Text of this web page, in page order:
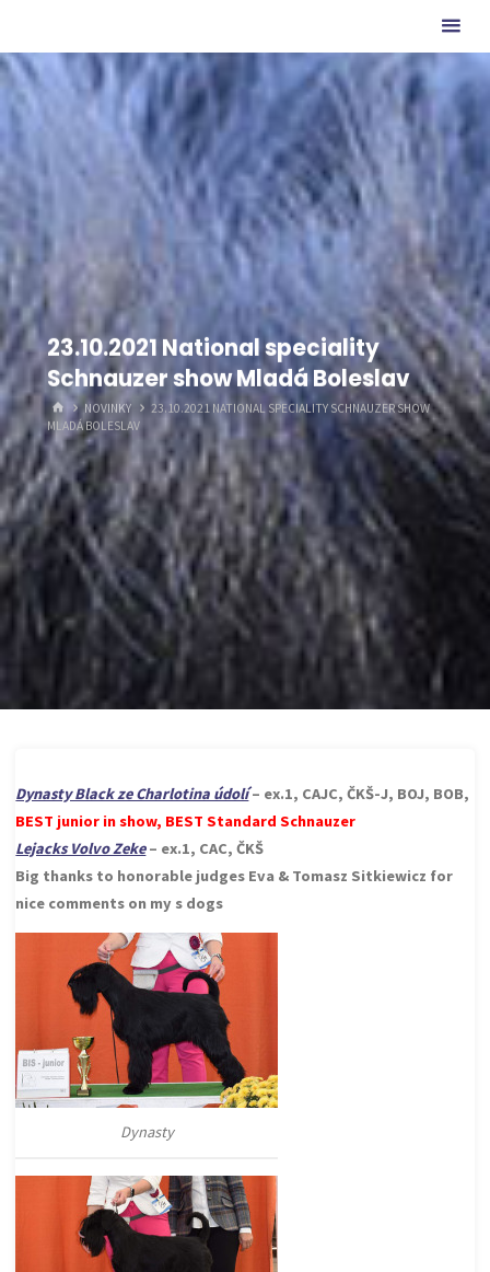
content
údolí
23.10.2021 National speciality
Schnauzer show Mladá Boleslav
HOMENOVINKY
23.10.2021 NATIONAL SPECIALITY SCHNAUZER SHOW
MLADÁ BOLESLAV
Dynasty Black ze Charlotina údolí– ex.1, CAJC, ČKŠ-J, BOJ, BOB,
BEST junior in show, BEST Standard Schnauzer
Lejacks Volvo Zeke– ex.1, CAC, ČKŠ
Big thanks to honorable judges Eva & Tomasz Sitkiewicz for
nice comments on my s dogs
Dynasty